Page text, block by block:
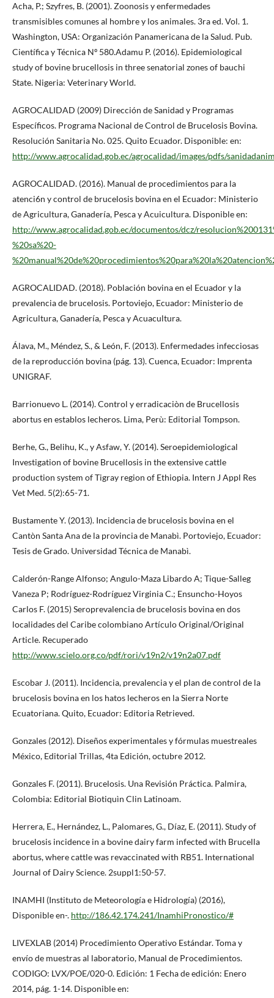
Acha, P.; Szyfres, B. (2001). Zoonosis y enfermedades
transmisibles comunes al hombre y los animales. 3ra ed. Vol. 1.
Washington, USA: Organización Panamericana de la Salud. Pub.
Científica y Técnica Nº 580.Adamu P. (2016). Epidemiological
study of bovine brucellosis in three senatorial zones of bauchi
State. Nigeria: Veterinary World.
AGROCALIDAD (2009) Dirección de Sanidad y Programas
Específicos. Programa Nacional de Control de Brucelosis Bovina.
Resolución Sanitaria No. 025. Quito Ecuador. Disponible: en:
http://www.agrocalidad.gob.ec/agrocalidad/images/pdfs/
AGROCALIDAD. (2016). Manual de procedimientos para la
atenci6n y control de brucelosis bovina en el Ecuador: Ministerio
de Agricultura, Ganadería, Pesca y Acuicultura. Disponible en:
http://www.agrocalidad.gob.ec/documentos/dcz/
%20sa%20-
AGROCALIDAD. (2018). Población bovina en el Ecuador y la
prevalencia de brucelosis. Portoviejo, Ecuador: Ministerio de
Agricultura, Ganadería, Pesca y Acuacultura.
Álava, M., Méndez, S., & León, F. (2013). Enfermedades infecciosas
de la reproducción bovina (pág. 13). Cuenca, Ecuador: Imprenta
UNIGRAF.
Barrionuevo L. (2014). Control y erradicaciòn de Brucellosis
abortus en establos lecheros. Lima, Perù: Editorial Tompson.
Berhe, G., Belihu, K., y Asfaw, Y. (2014). Seroepidemiological
Investigation of bovine Brucellosis in the extensive cattle
production system of Tigray region of Ethiopia. Intern J Appl Res
Vet Med. 5(2):65-71.
Bustamente Y. (2013). Incidencia de brucelosis bovina en el
Cantòn Santa Ana de la provincia de Manabì. Portoviejo, Ecuador:
Tesis de Grado. Universidad Técnica de Manabì.
Calderón-Range Alfonso; Angulo-Maza Libardo A; Tique-Salleg
Vaneza P; Rodríguez-Rodríguez Virginia C.; Ensuncho-Hoyos
Carlos F. (2015) Seroprevalencia de brucelosis bovina en dos
localidades del Caribe colombiano Artículo Original/Original
Article. Recuperado
http://www.scielo.org.co/pdf/rori/v19n2/v19n2a07.pdf
Escobar J. (2011). Incidencia, prevalencia y el plan de control de la
brucelosis bovina en los hatos lecheros en la Sierra Norte
Ecuatoriana. Quito, Ecuador: Editoria Retrieved.
Gonzales (2012). Diseños experimentales y fórmulas muestreales
México, Editorial Trillas, 4ta Edición, octubre 2012.
Gonzales F. (2011). Brucelosis. Una Revisión Práctica. Palmira,
Colombia: Editorial Biotiquìn Clin Latinoam.
Herrera, E., Hernández, L., Palomares, G., Díaz, E. (2011). Study of
brucelosis incidence in a bovine dairy farm infected with Brucella
abortus, where cattle was revaccinated with RB51. International
Journal of Dairy Science. 2suppl1:50-57.
INAMHI (Instituto de Meteorología e Hidrología) (2016),
Disponible en-. http://186.42.174.241/InamhiPronostico/#
LIVEXLAB (2014) Procedimiento Operativo Estándar. Toma y
envío de muestras al laboratorio, Manual de Procedimientos.
CODIGO: LVX/POE/020-0. Edición: 1 Fecha de edición: Enero
2014, pág. 1-14. Disponible en: